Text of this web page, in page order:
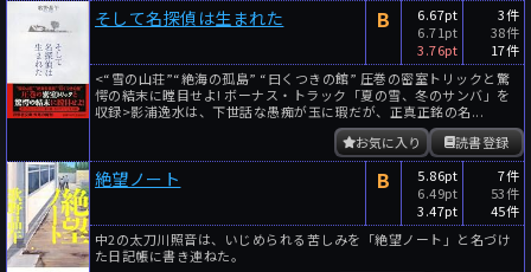
そして名探偵は生まれた B
6.67pt
6.71pt
3.76pt
3件
38件
17件
<“雪の山荘”“絶海の孤島” “曰くつきの館” 圧巻の密室トリックと驚
愕の結末に瞠目せよ! ボーナス・トラック「夏の雪、冬のサンバ」を
収録>影浦逸水は、下世話な愚痴が玉に瑕だが、正真正銘の名...
読書登録
お気に入り
絶望ノート B
5.86pt
6.49pt
3.47pt
7件
53件
45件
中2の太刀川照音は、いじめられる苦しみを「絶望ノート」と名づけ
た日記帳に書き連ねた。